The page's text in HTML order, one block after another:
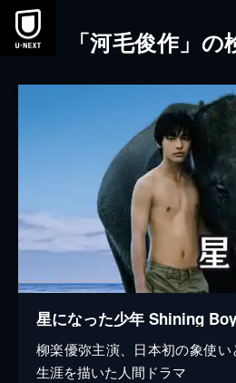
本文へスキップ
「河毛俊作」
星になった少年 Shining
柳楽優弥主演、日本初の象使
生涯を描いた人間ドラマ